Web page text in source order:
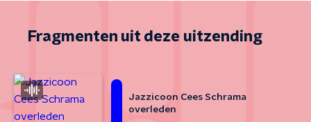
Fragmenten uit deze uitzending
Jazzicoon Cees Schrama
overleden